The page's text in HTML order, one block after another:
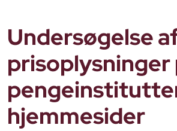
Undersøgelse
prisoplysninger
hjemmesider